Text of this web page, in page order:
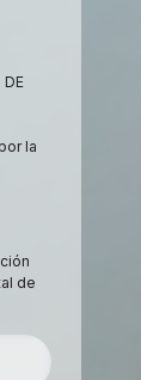
DE
la
de